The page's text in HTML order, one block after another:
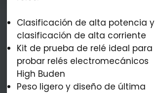
Clasificación de alta potencia y
clasificación de alta corriente
Kit de prueba de relé ideal para
probar relés electromecánicos
High Buden
Peso ligero y diseño de última